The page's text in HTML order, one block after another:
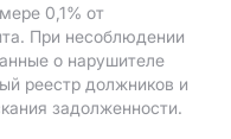
0,1% от
При несоблюдении
о нарушителе
реестр должников и
задолженности.